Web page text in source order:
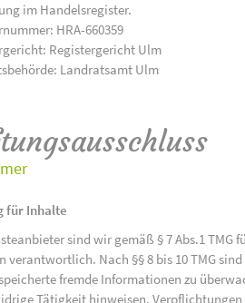
im Handelsregister.
HRA-660359
Registergericht Ulm
Landratsamt Ulm
für Inhalte
sind wir gemäß § 7 Abs.1
verantwortlich. Nach §§ 8 bis 10 TMG
fremde Informationen zu
Tätigkeit hinweisen.